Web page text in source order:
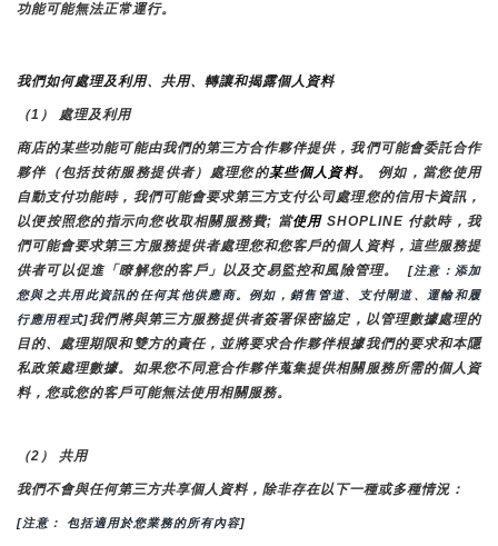
功能可能無法正常運行。
我們如何處理及利用、共用、轉讓和揭露個人資料
（1） 處理及利用
商店的某些功能可能由我們的第三方合作夥伴提供，我們可能會委託合作
夥伴（包括技術服務提供者）處理您的某些個人資料。 例如，當您使用
自動支付功能時，我們可能會要求第三方支付公司處理您的信用卡資訊，
以便按照您的指示向您收取相關服務費; 當使用 SHOPLINE 付款時，我
們可能會要求第三方服務提供者處理您和您客戶的個人資料，這些服務提
供者可以促進「瞭解您的客戶」以及交易監控和風險管理。
[注意：添加
您與之共用此資訊的任何其他供應商。例如，銷售管道、支付閘道、運輸和履
行應用程式]我們將與第三方服務提供者簽署保密協定，以管理數據處理的
目的、處理期限和雙方的責任，並將要求合作夥伴根據我們的要求和本隱
私政策處理數據。如果您不同意合作夥伴蒐集提供相關服務所需的個人資
料，您或您的客戶可能無法使用相關服務。
（2） 共用
我們不會與任何第三方共享個人資料，除非存在以下一種或多種情況：
[注意： 包括適用於您業務的所有內容]